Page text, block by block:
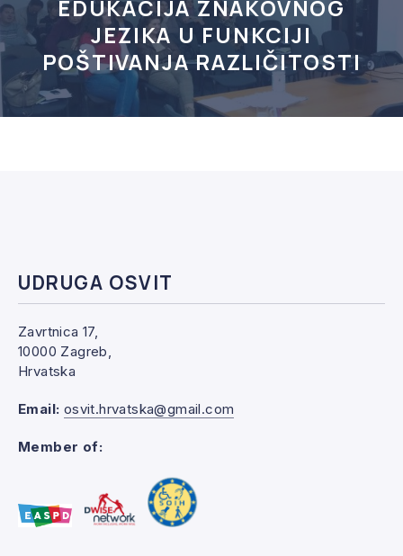
EDUKACIJA ZNAKOVNOG
JEZIKA U FUNKCIJI
POŠTIVANJA RAZLIČITOSTI
UDRUGA OSVIT
Zavrtnica 17,
10000 Zagreb,
Hrvatska
Email: osvit.hrvatska@gmail.com
Member of: